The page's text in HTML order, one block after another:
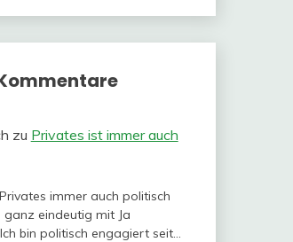
zu Privates ist immer auch
immer auch politisch
ganz eindeutig mit Ja
bin politisch engagiert seit…